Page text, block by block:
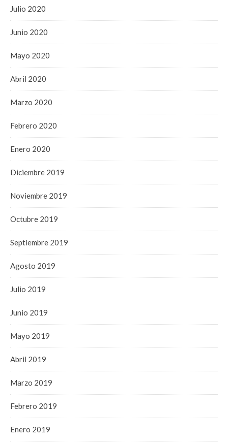
Julio 2020
Junio 2020
Mayo 2020
Abril 2020
Marzo 2020
Febrero 2020
Enero 2020
Diciembre 2019
Noviembre 2019
Octubre 2019
Septiembre 2019
Agosto 2019
Julio 2019
Junio 2019
Mayo 2019
Abril 2019
Marzo 2019
Febrero 2019
Enero 2019